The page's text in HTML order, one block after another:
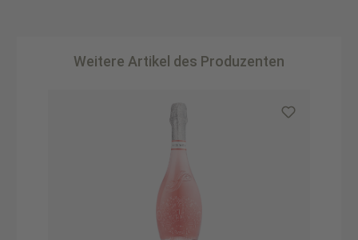
Weitere Artikel des Produzenten